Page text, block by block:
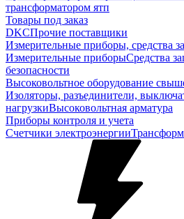
трансформатором ятп
Товары под заказ
DKCПрочие поставщики
Измерительные приборы, средства
Измерительные приборыСредства
безопасности
Высоковольтное оборудование
Изоляторы, разъединители,
нагрузкиВысоковольтная арматура
Приборы контроля и учета
Счетчики электроэнергии